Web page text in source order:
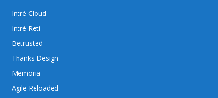
Intré Cloud
Intré Reti
Betrusted
Thanks Design
Memoria
Agile Reloaded